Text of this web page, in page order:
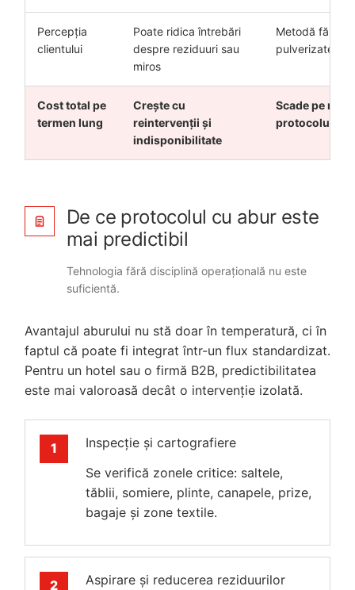
Percepția
clientului
Poate ridica întrebări
despre reziduuri sau
miros
Metodă fără
pulverizate
Cost total pe
termen lung
Crește cu
reintervenții și
indisponibilitate
Scade pe
protocolul
De ce protocolul cu abur este
mai predictibil
Tehnologia fără disciplină operațională nu este
suficientă.
Avantajul aburului nu stă doar în temperatură, ci în
faptul că poate fi integrat într-un flux standardizat.
Pentru un hotel sau o firmă B2B, predictibilitatea
este mai valoroasă decât o intervenție izolată.
Inspecție și cartografiere
Se verifică zonele critice: saltele,
tăblii, somiere, plinte, canapele, prize,
bagaje și zone textile.
Aspirare și reducerea reziduurilor